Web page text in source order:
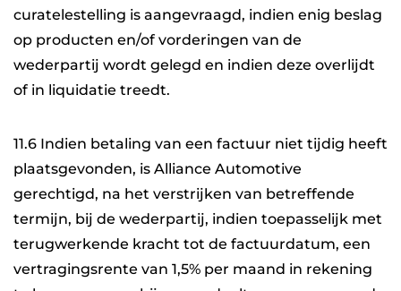
curatelestelling is aangevraagd, indien enig beslag
op producten en/of vorderingen van de
wederpartij wordt gelegd en indien deze overlijdt
of in liquidatie treedt.
11.6 Indien betaling van een factuur niet tijdig heeft
plaatsgevonden, is Alliance Automotive
gerechtigd, na het verstrijken van betreffende
termijn, bij de wederpartij, indien toepasselijk met
terugwerkende kracht tot de factuurdatum, een
vertragingsrente van 1,5% per maand in rekening